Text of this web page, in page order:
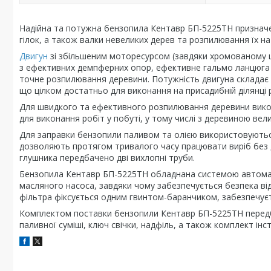
Надійна та потужна бензопила Кентавр БП-5225ТН
гілок, а також валки невеликих дерев та розпилювання їх
Двигун зі збільшеним моторесурсом (завдяки хромованому
з ефективних демпферних опор, ефективне гальмо ланцюга
точне розпилювання деревини. Потужність двигуна
що цілком достатньо для виконання на присадибній ділянці
Для швидкого та ефективного розпилювання деревини
для виконання робіт у побуті, у тому числі з деревиною
Для заправки бензопили паливом та олією
дозволяють протягом тривалого часу працювати виріб без
глушника передбачено дві вихлопні труби.
Бензопила Кентавр БП-5225ТН обладнана системою
масляного насоса, завдяки чому забезпечується безпека
фільтра фіксується одним гвинтом-баранчиком,
Комплектом поставки бензопили Кентавр БП-5225ТН
паливної суміші, ключ свічки, надфіль, а також комплект